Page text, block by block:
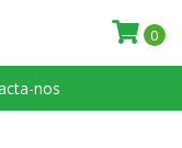
nos
0